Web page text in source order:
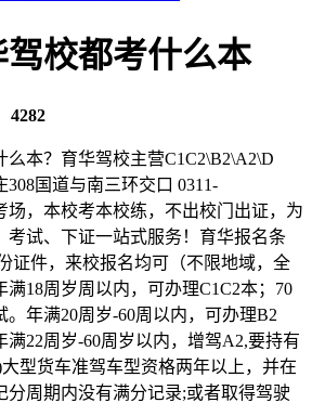
校都考什么本
4282
本？育华驾校主营C1C2\B2\A2\D
国道与南三环交口 0311-
场，本校考本校练，不出校门出证，为
考试、下证一站式服务！育华报名条
证件，来校报名均可（不限地域，全
满18周岁周以内，可办理C1C2本；70
。年满20周岁-60周以内，可办理B2
22周岁-60周岁以内，增驾A2,要持有
型货车准驾车型资格两年以上，并在
分周期内没有满分记录;或者取得驾驶